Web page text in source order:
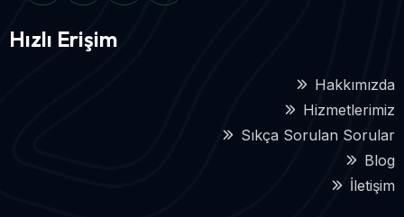
Hızlı Erişim
Hakkımızda
Hizmetlerimiz
Sıkça Sorulan Sorular
Blog
İletişim